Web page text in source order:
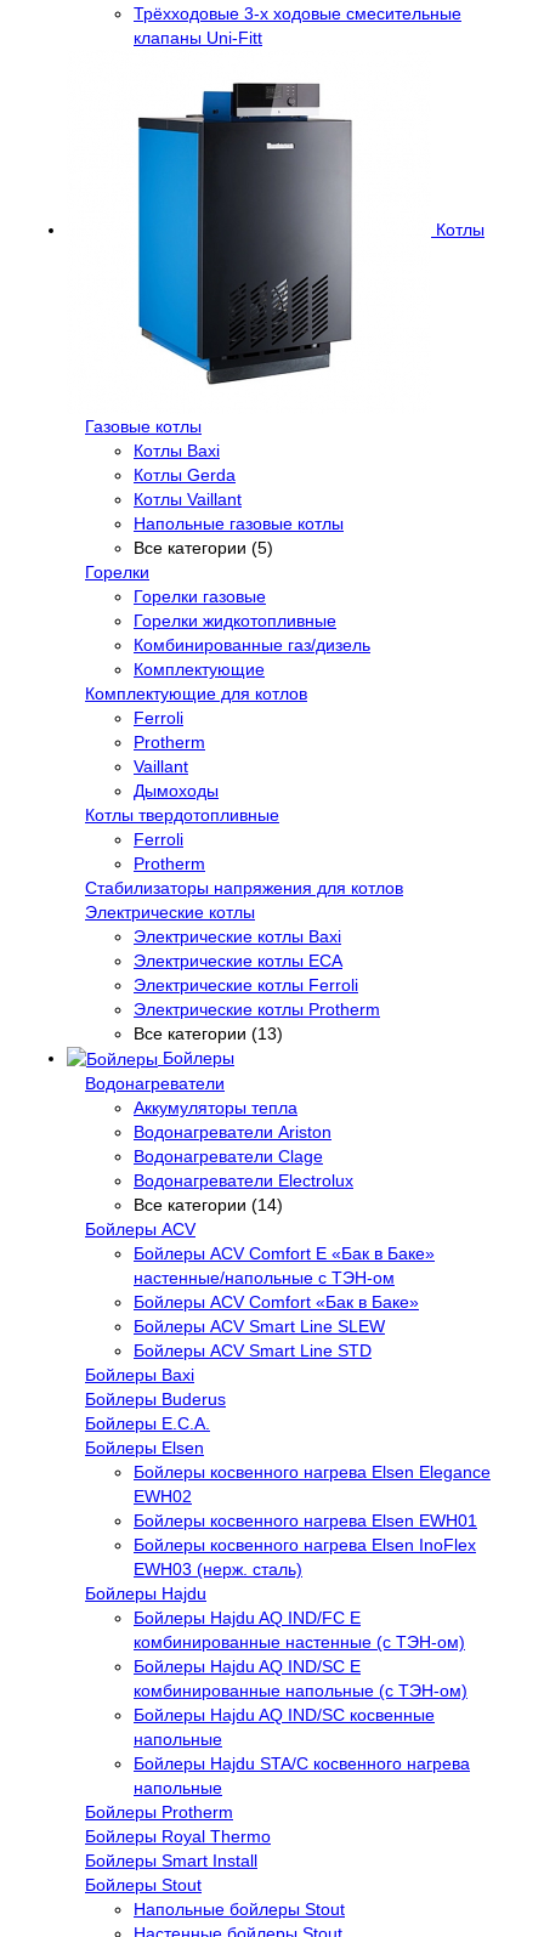
Трёхходовые 3-х ходовые смесительные
клапаны Uni-Fitt
Котлы
Газовые котлы
Котлы Baxi
Котлы Gerda
Котлы Vaillant
Напольные газовые котлы
Все категории (5)
Горелки
Горелки газовые
Горелки жидкотопливные
Комбинированные газ/дизель
Комплектующие
Комплектующие для котлов
Ferroli
Protherm
Vaillant
Дымоходы
Котлы твердотопливные
Ferroli
Protherm
Стабилизаторы напряжения для котлов
Электрические котлы
Электрические котлы Baxi
Электрические котлы ECA
Электрические котлы Ferroli
Электрические котлы Protherm
Все категории (13)
Бойлеры
Водонагреватели
Аккумуляторы тепла
Водонагреватели Ariston
Водонагреватели Clage
Водонагреватели Electrolux
Все категории (14)
Бойлеры ACV
Бойлеры ACV Comfort E «Бак в Баке»
настенные/напольные c ТЭН-ом
Бойлеры ACV Comfort «Бак в Баке»
Бойлеры ACV Smart Line SLEW
Бойлеры ACV Smart Line STD
Бойлеры Baxi
Бойлеры Buderus
Бойлеры E.C.A.
Бойлеры Elsen
Бойлеры косвенного нагрева Elsen Elegance
EWH02
Бойлеры косвенного нагрева Elsen EWH01
Бойлеры косвенного нагрева Elsen InoFlex
EWH03 (нерж. сталь)
Бойлеры Hajdu
Бойлеры Hajdu AQ IND/FC E
комбинированные настенные (с ТЭН-ом)
Бойлеры Hajdu AQ IND/SC E
комбинированные напольные (с ТЭН-ом)
Бойлеры Hajdu AQ IND/SC косвенные
напольные
Бойлеры Hajdu STA/C косвенного нагрева
напольные
Бойлеры Protherm
Бойлеры Royal Thermo
Бойлеры Smart Install
Бойлеры Stout
Напольные бойлеры Stout